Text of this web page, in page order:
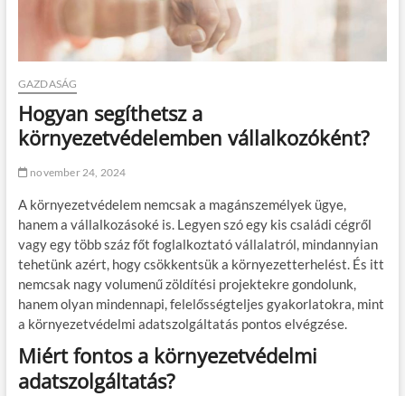
GAZDASÁG
Hogyan segíthetsz a
környezetvédelemben vállalkozóként?
november 24, 2024
A környezetvédelem nemcsak a magánszemélyek ügye,
hanem a vállalkozásoké is. Legyen szó egy kis családi cégről
vagy egy több száz főt foglalkoztató vállalatról, mindannyian
tehetünk azért, hogy csökkentsük a környezetterhelést. És itt
nemcsak nagy volumenű zöldítési projektekre gondolunk,
hanem olyan mindennapi, felelősségteljes gyakorlatokra, mint
a környezetvédelmi adatszolgáltatás pontos elvégzése.
Miért fontos a környezetvédelmi
adatszolgáltatás?